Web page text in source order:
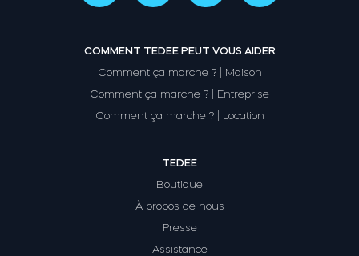
COMMENT TEDEE PEUT VOUS AIDER
Comment ça marche ? | Maison
Comment ça marche ? | Entreprise
Comment ça marche ? | Location
TEDEE
Boutique
À propos de nous
Presse
Assistance